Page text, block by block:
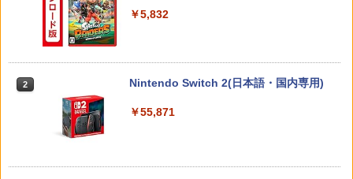
2
ハードケース for Nintendo Switch 2 ブ
ndo ポパイ 【中古】
ション[Blu-ray]【返品種別A】
￥6,050
￥5,832
2 Nintendo Switch 2(日本語・国内専用)
￥55,871